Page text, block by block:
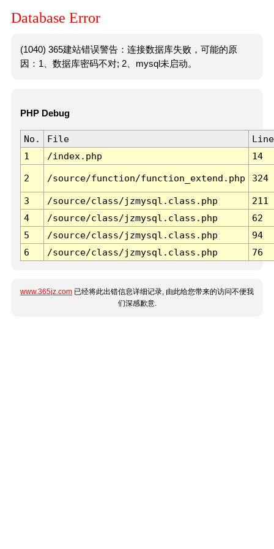
Database Error
(1040) 365建站错误警告：连接数据库失败，可能的原
因：1、数据库密码不对; 2、mysql未启动。
PHP Debug
No. File
Line
1
/index.php 14
2 /source/function/function_extend.php 324
3 /source/class/jzmysql.class.php
211
4
/source/class/jzmysql.class.php
62
5
/source/class/jzmysql.class.php
94
6
/source/class/jzmysql.class.php 76
www.365jz.com 已经将此出错信息详细记录, 由此给您带来的访问不便我
们深感歉意.